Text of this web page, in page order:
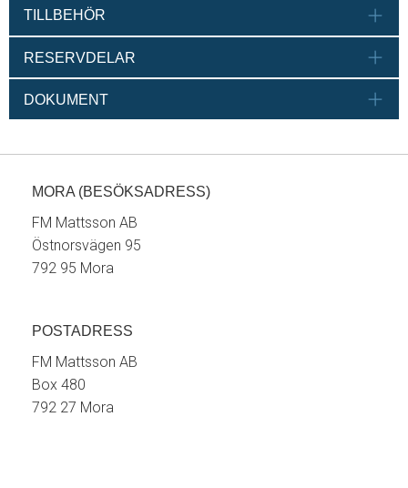
TILLBEHÖR
RESERVDELAR
DOKUMENT
MORA (BESÖKSADRESS)
FM Mattsson AB
Östnorsvägen 95
792 95 Mora
POSTADRESS
FM Mattsson AB
Box 480
792 27 Mora